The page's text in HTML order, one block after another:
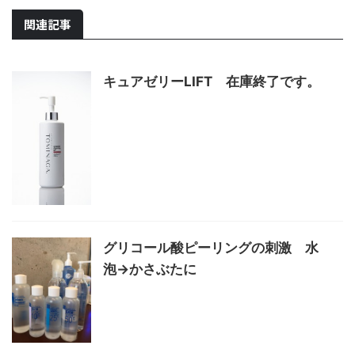
関連記事
キュアゼリーLIFT 在庫終了です。
グリコール酸ピーリングの刺激 水
泡→かさぶたに